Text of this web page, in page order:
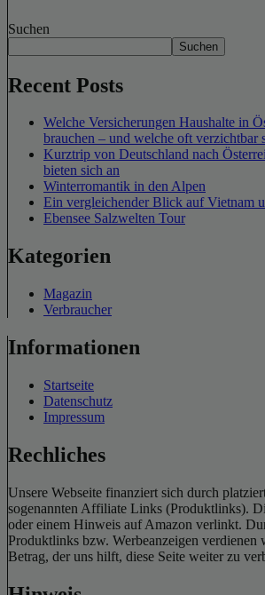
Suchen
Suchen
Recent Posts
Welche Versicherungen Haushalte in
brauchen – und welche oft verzichtbar
Kurztrip von Deutschland nach
bieten sich an
Winterromantik in den Alpen
Ein vergleichender Blick auf Vietnam
Ebensee Salzwelten Tour
Kategorien
Magazin
Verbraucher
Informationen
Startseite
Datenschutz
Impressum
Rechliches
Unsere Webseite finanziert sich durch
sogenannten Affiliate Links (Produktlinks).
oder einem Hinweis auf Amazon verlinkt.
Produktlinks bzw. Werbeanzeigen verdienen
Betrag, der uns hilft, diese Seite weiter zu